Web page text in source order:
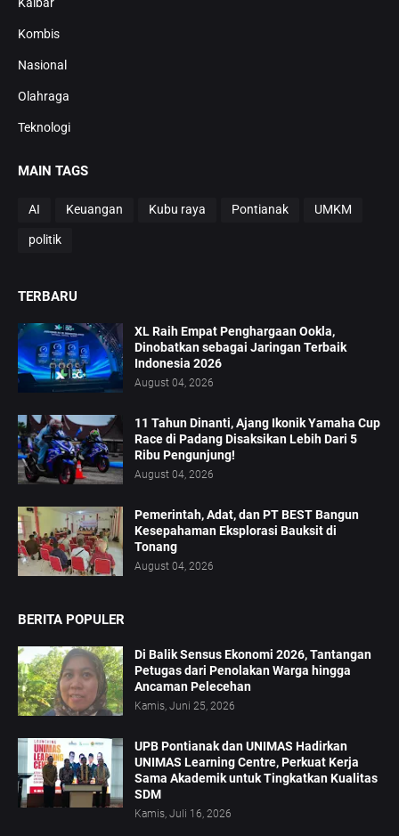
Kombis
Nasional
Olahraga
Teknologi
MAIN TAGS
AI Keuangan Kubu raya Pontianak UMKM
politik
TERBARU
XL Raih Empat Penghargaan Ookla,
Dinobatkan sebagai Jaringan Terbaik
Indonesia 2026
August 04, 2026
11 Tahun Dinanti, Ajang Ikonik Yamaha Cup
Race di Padang Disaksikan Lebih Dari 5
Ribu Pengunjung!
August 04, 2026
Pemerintah, Adat, dan PT BEST Bangun
Kesepahaman Eksplorasi Bauksit di
Tonang
August 04, 2026
BERITA POPULER
Di Balik Sensus Ekonomi 2026, Tantangan
Petugas dari Penolakan Warga hingga
Ancaman Pelecehan
Kamis, Juni 25, 2026
UPB Pontianak dan UNIMAS Hadirkan
UNIMAS Learning Centre, Perkuat Kerja
Sama Akademik untuk Tingkatkan Kualitas
SDM
Kamis, Juli 16, 2026